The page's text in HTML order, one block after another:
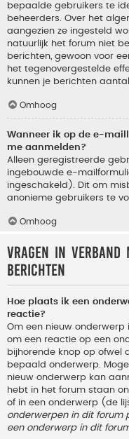
bepaalde gebruikers te
beheerders. Over het
aangezien ze ingesteld
natuurlijk het forum niet
berichten, gewoon voor
het tegenovergestelde
kunnen je berichten
Omhoog
Wanneer ik op de e-
me aanmelden?
Alleen geregistreerde
ingebouwde e-
ingeschakeld). Dit om
anonieme gebruikers te
Omhoog
Vragen in verband
berichten
Hoe plaats ik een
reactie?
Om een nieuw
om een reactie op een
bijhorende knop op ofwel
bepaald onderwerp.
nieuw onderwerp kan
hebt in het forum staan
of in een onderwerp (de
onderwerpen in dit forum
een onderwerp in dit